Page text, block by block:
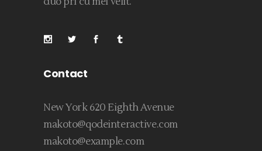
Contact
New York 620 Eighth Avenue
makoto@qodeinteractive.com
makoto@example.com